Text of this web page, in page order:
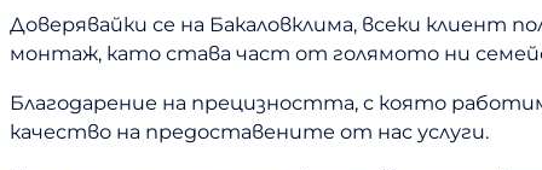
Доверявайки се на Бакаловклима, всеки клиент
Благодарение на прецизността, с която